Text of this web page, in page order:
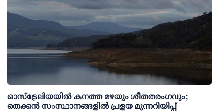
ഓസ്‌ട്രേലിയയിൽ കനത്ത മഴയും ശീതതരംഗവും;
തെക്കൻ സംസ്ഥാനങ്ങളിൽ പ്രളയ മുന്നറിയിപ്പ്